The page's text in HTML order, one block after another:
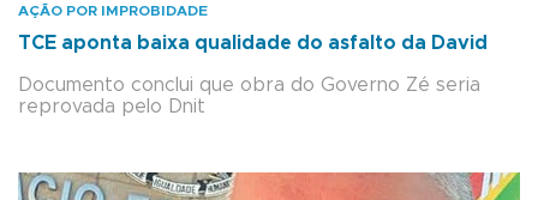
AÇÃO POR IMPROBIDADE
TCE aponta baixa qualidade do asfalto da David
Documento conclui que obra do Governo Zé seria
reprovada pelo Dnit